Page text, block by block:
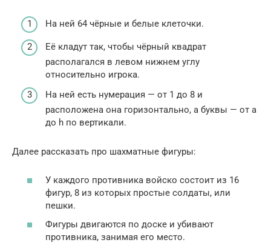
На ней 64 чёрные и белые клеточки.
Её кладут так, чтобы чёрный квадрат
располагался в левом нижнем углу
относительно игрока.
На ней есть нумерация — от 1 до 8 и
расположена она горизонтально, а буквы — от a
до h по вертикали.
Далее рассказать про шахматные фигуры:
У каждого противника войско состоит из 16
фигур, 8 из которых простые солдаты, или
пешки.
Фигуры двигаются по доске и убивают
противника, занимая его место.